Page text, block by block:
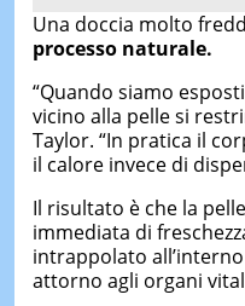
Una doccia molto
processo naturale.
“Quando siamo
vicino alla pelle si
Taylor. “In pratica il
il calore invece di
Il risultato è che la
immediata di
intrappolato
attorno agli organi